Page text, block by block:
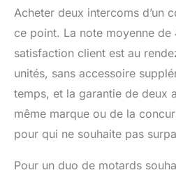
Acheter deux intercoms d’un
ce point. La note moyenne
satisfaction client est au
unités, sans accessoire
temps, et la garantie de deux
même marque ou de la
pour qui ne souhaite pas
Pour un duo de motards